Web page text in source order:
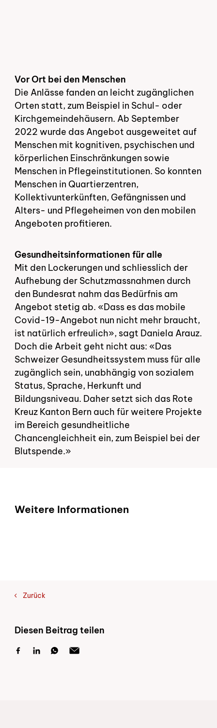
Vor Ort bei den Menschen
Die Anlässe fanden an leicht zugänglichen
Orten statt, zum Beispiel in Schul- oder
Kirchgemeindehäusern. Ab September
2022 wurde das Angebot ausgeweitet auf
Menschen mit kognitiven, psychischen und
körperlichen Einschränkungen sowie
Menschen in Pflegeinstitutionen. So konnten
Menschen in Quartierzentren,
Kollektivunterkünften, Gefängnissen und
Alters- und Pflegeheimen von den mobilen
Angeboten profitieren.
Gesundheitsinformationen für alle
Mit den Lockerungen und schliesslich der
Aufhebung der Schutzmassnahmen durch
den Bundesrat nahm das Bedürfnis am
Angebot stetig ab. «Dass es das mobile
Covid-19-Angebot nun nicht mehr braucht,
ist natürlich erfreulich», sagt Daniela Arauz.
Doch die Arbeit geht nicht aus: «Das
Schweizer Gesundheitssystem muss für alle
zugänglich sein, unabhängig von sozialem
Status, Sprache, Herkunft und
Bildungsniveau. Daher setzt sich das Rote
Kreuz Kanton Bern auch für weitere Projekte
im Bereich gesundheitliche
Chancengleichheit ein, zum Beispiel bei der
Blutspende.»
Weitere Informationen
Zurück
Diesen Beitrag teilen